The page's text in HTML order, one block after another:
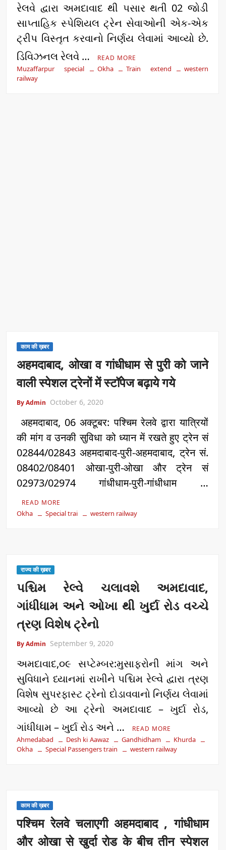
રેલવે દ્વારા અમદાવાદ થી પસાર થતી 02 જોડી
સાપ્તાહિક સ્પેશિયલ ટ્રેન સેવાઓની એક-એક
ટ્રીપ વિસ્તૃત કરવાનો નિર્ણય લેવામાં આવ્યો છે.
ડિવિઝનલ રેલવે …
READ MORE
Muzaffarpur special Okha Train extend
western
railway
काम की ख़बर
अहमदाबाद, ओखा व गांधीधाम से पुरी को जाने
वाली स्पेशल ट्रेनों में स्टॉपेज बढ़ाये गये
By Admin October 6, 2020
अहमदाबाद, 06 अक्टूबर: पश्चिम रेलवे द्वारा यात्रियों
की मांग व उनकी सुविधा को ध्यान में रखते हुए ट्रेन सं
02844/02843 अहमदाबाद-पुरी-अहमदाबाद, ट्रेन सं.
08402/08401 ओखा-पुरी-ओखा और ट्रेन सं
02973/02974 गांधीधाम-पुरी-गांधीधाम …
READ MORE
Okha Special trai western railway
राज्य की ख़बर
પશ્ચિમ રેલ્વે ચલાવશે અમદાવાદ,
ગાંધીધામ અને ઓખા થી ખુર્દા રોડ વચ્ચે
ત્રણ વિશેષ ટ્રેનો
By Admin September 9, 2020
અમદાવાદ,૦૯ સપ્ટેમ્બર:મુસાફરોની માંગ અને
સુવિધાને ધ્યાનમાં રાખીને પશ્ચિમ રેલ્વે દ્વારા ત્રણ
વિશેષ સુપરફાસ્ટ ટ્રેનો દોડાવવાનો નિર્ણય લેવામાં
આવ્યો છે આ ટ્રેનો અમદાવાદ – ખુર્દા રોડ,
ગાંધીધામ – ખુર્દા રોડ અને …
READ MORE
Ahmedabad Desh ki Aawaz Gandhidham
Khurda
Okha
Special Passengers train western railway
काम की ख़बर
पश्चिम रेलवे चलाएगी अहमदाबाद , गांधीधाम
और ओखा से खुर्दा रोड के बीच तीन स्पेशल